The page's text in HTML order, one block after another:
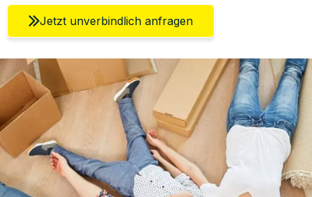
Jetzt unverbindlich anfragen